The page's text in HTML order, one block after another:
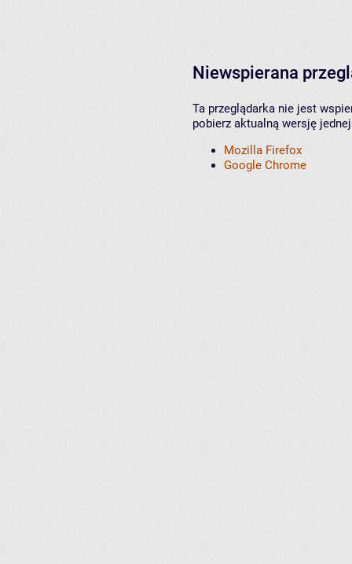
Niewspierana
Ta przeglądarka nie jest
pobierz aktualną wersję
Mozilla Firefox
Google Chrome